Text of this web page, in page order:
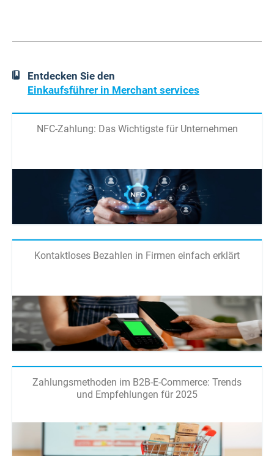
Entdecken Sie den
Einkaufsführer in Merchant services
NFC-Zahlung: Das Wichtigste für Unternehmen
Kontaktloses Bezahlen in Firmen einfach erklärt
Zahlungsmethoden im B2B-E-Commerce: Trends
und Empfehlungen für 2025